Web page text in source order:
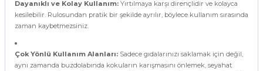
Dayanıklı ve Kolay Kullanım: Yırtılmaya karşı dirençlidir ve kolayca
kesilebilir. Rulosundan pratik bir şekilde ayrılır, böylece kullanım sırasında
zaman kaybetmezsiniz.
Çok Yönlü Kullanım Alanları: Sadece gıdalarınızı saklamak için değil,
aynı zamanda buzdolabında kokuların karışmasını önlemek, seyahat